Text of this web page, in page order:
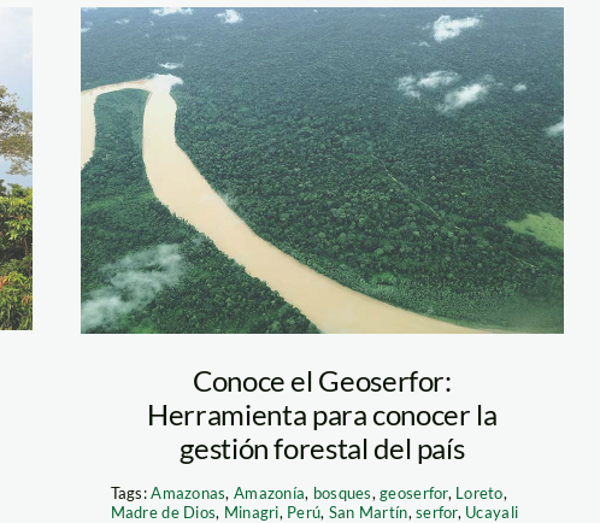
bosque-purus—
ucayali—SPDA
Conoce el Geoserfor:
Herramienta para conocer la
gestión forestal del país
Tags:Amazonas, Amazonía, bosques,geoserfor, Loreto,
Madre de Dios, Minagri, Perú, San Martín,serfor, Ucayali